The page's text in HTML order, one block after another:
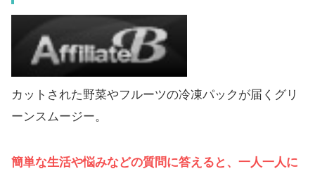
カットされた野菜やフルーツの冷凍パックが届くグリ
ーンスムージー。
簡単な生活や悩みなどの質問に答えると、一人一人に